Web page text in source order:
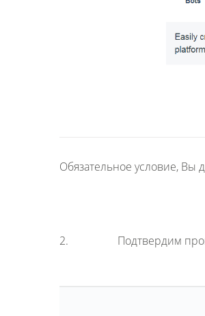
Обязательное условие, Вы
2. Подтвердим